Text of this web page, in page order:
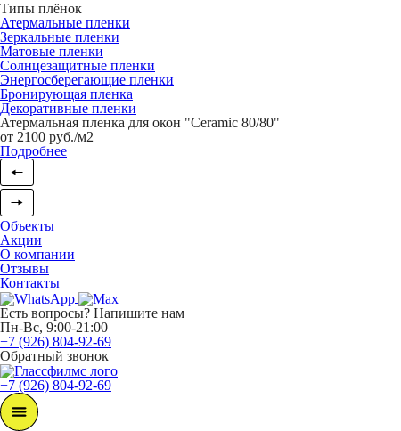
Типы плёнок
Атермальные пленки
Зеркальные пленки
Матовые пленки
Солнцезащитные пленки
Энергосберегающие пленки
Бронирующая пленка
Декоративные пленки
Атермальная пленка для окон "Ceramic 80/80"
от 2100 руб./м2
Подробнее
Объекты
Акции
О компании
Отзывы
Контакты
Есть вопросы? Напишите нам
Пн-Вс, 9:00-21:00
+7 (926) 804-92-69
Обратный звонок
+7 (926) 804-92-69